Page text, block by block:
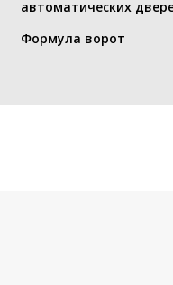
автоматических
Формула ворот